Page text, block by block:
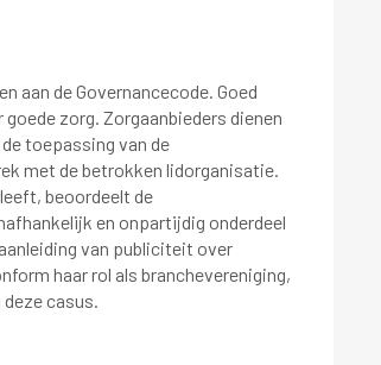
aan de Governancecode. Goed
zorg. Zorgaanbieders dienen
toepassing van de
met de betrokken lidorganisatie.
beoordeelt de
en onpartijdig onderdeel
van publiciteit over
haar rol als branchevereniging,
casus.